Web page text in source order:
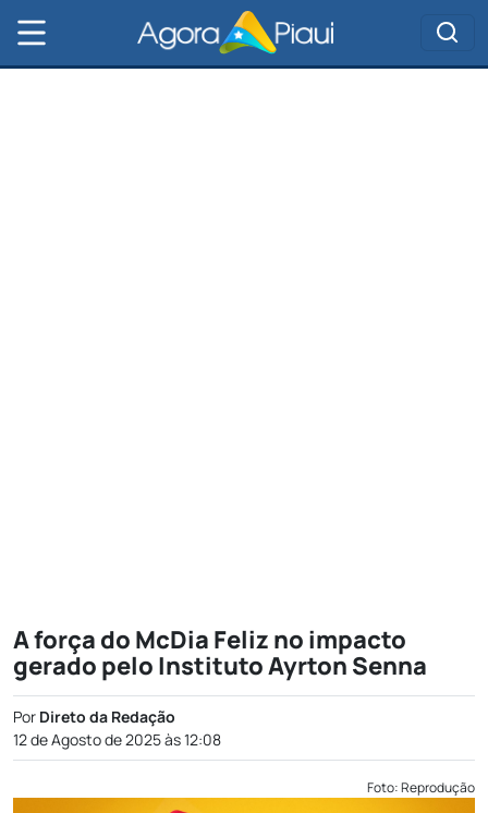
A força do McDia Feliz no impacto
gerado pelo Instituto Ayrton Senna
Por Direto da Redação
12 de Agosto de 2025 às 12:08
Foto: Reprodução